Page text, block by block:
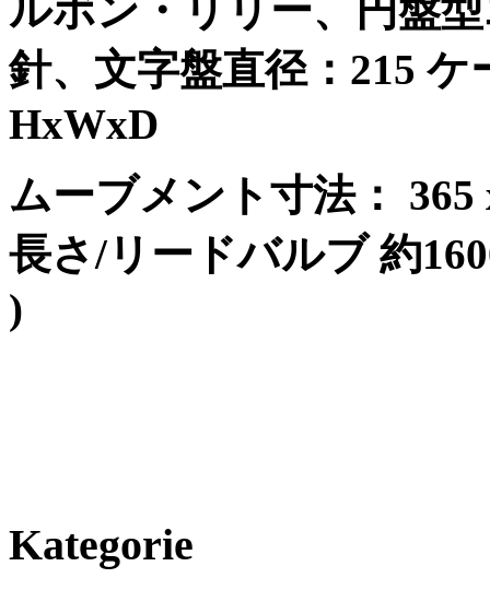
ルボン ・リリー、円盤
針、文字盤直径： 215 ケ
HxWxD
ムーブメント寸法：
365
長さ/ リードバルブ 約
)
Kategorie